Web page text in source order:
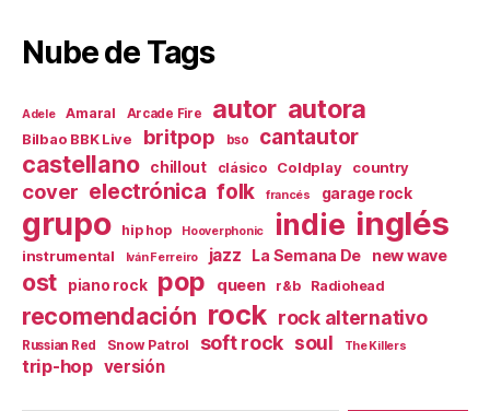
Nube de Tags
Adele Amaral Arcade Fire autor autora
Bilbao BBK Live britpop bso cantautor
castellano chillout clásico Coldplay country
cover electrónica folk francés garage rock
grupo hip hop Hooverphonic indie inglés
instrumental Iván Ferreiro jazz La Semana De new wave
ost piano rock pop queen r&b Radiohead
recomendación rock rock alternativo
Russian Red Snow Patrol soft rock soul The Killers
trip-hop versión